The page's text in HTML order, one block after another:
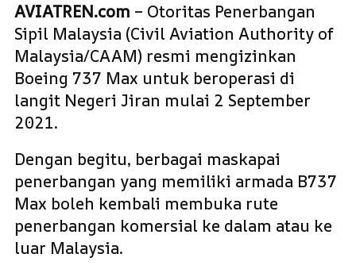
AVIATREN.com – Otoritas Penerbangan
Sipil Malaysia (Civil Aviation Authority of
Malaysia/CAAM) resmi mengizinkan
Boeing 737 Max untuk beroperasi di
langit Negeri Jiran mulai 2 September
2021.
Dengan begitu, berbagai maskapai
penerbangan yang memiliki armada B737
Max boleh kembali membuka rute
penerbangan komersial ke dalam atau ke
luar Malaysia.